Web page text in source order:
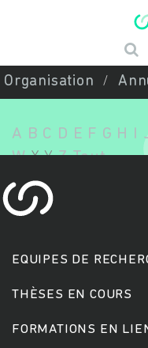
Organisation
A B C D E F G H
W X Y Z Tout
EQUIPES DE
THÈSES EN COURS
FORMATIONS EN